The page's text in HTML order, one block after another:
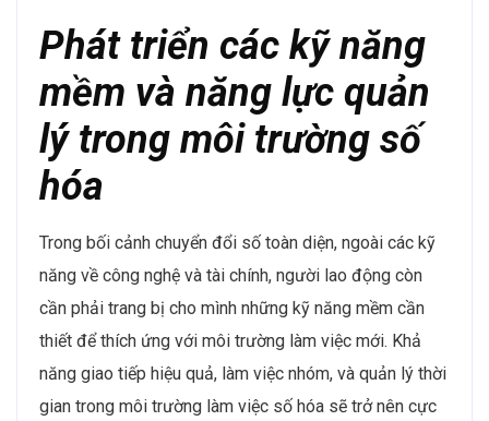
Phát triển các kỹ năng
mềm và năng lực quản
lý trong môi trường số
hóa
Trong bối cảnh chuyển đổi số toàn diện, ngoài các kỹ
năng về công nghệ và tài chính, người lao động còn
cần phải trang bị cho mình những kỹ năng mềm cần
thiết để thích ứng với môi trường làm việc mới. Khả
năng giao tiếp hiệu quả, làm việc nhóm, và quản lý thời
gian trong môi trường làm việc số hóa sẽ trở nên cực